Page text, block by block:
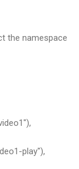
the namespace
play"),